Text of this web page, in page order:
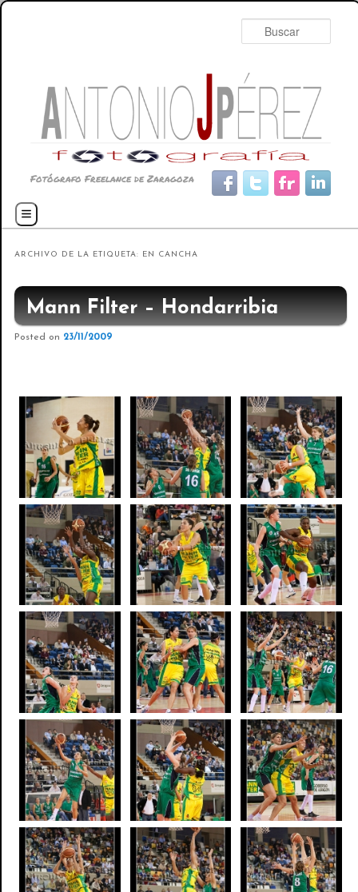
Fotógrafo Freelance de Zaragoza
Ir al contenido principal
Ir al contenido secundario
ARCHIVO DE LA ETIQUETA: EN CANCHA
Mann Filter – Hondarribia
Posted on 23/11/2009